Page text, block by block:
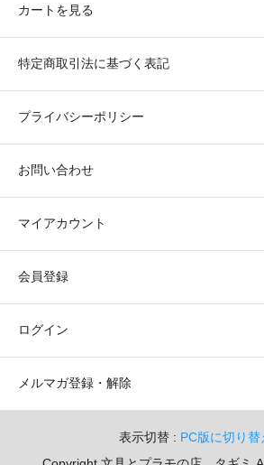
カートを見る
特定商取引法に基づく表記
プライバシーポリシー
お問い合わせ
マイアカウント
会員登録
ログイン
メルマガ登録・解除
表示切替 : PC版に切り替